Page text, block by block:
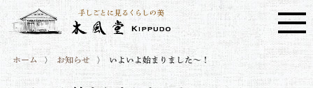
ホーム お知らせ いよいよ始まりました～！